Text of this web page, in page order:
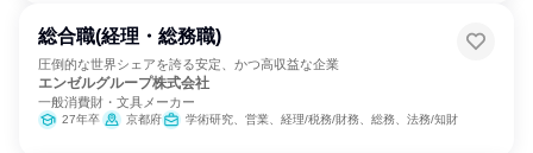
総合職(経理・総務職)
圧倒的な世界シェアを誇る安定、かつ高収益な企業
エンゼルグループ株式会社
一般消費財・文具メーカー
27年卒 京都府 学術研究、営業、経理/税務/財務、総務、法務/知財